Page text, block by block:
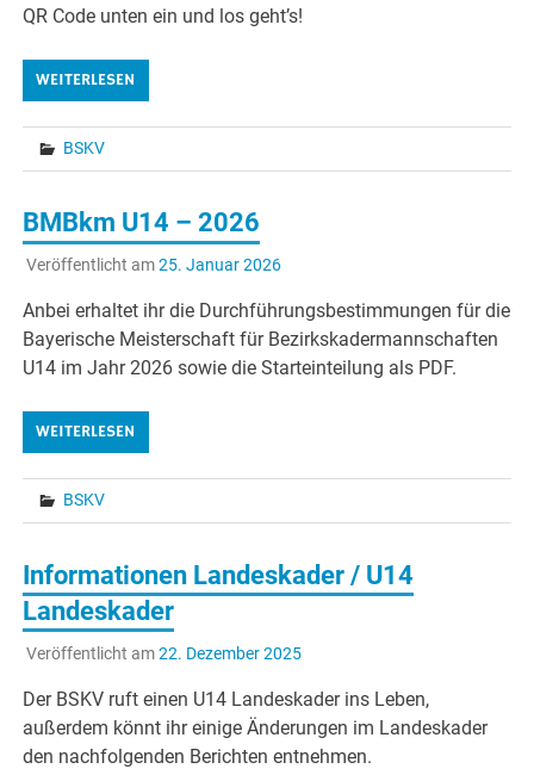
QR Code unten ein und los geht’s!
WEITERLESEN
BSKV
BMBkm U14 – 2026
Veröffentlicht am25. Januar 2026
Anbei erhaltet ihr die Durchführungsbestimmungen für die
Bayerische Meisterschaft für Bezirkskadermannschaften
U14 im Jahr 2026 sowie die Starteinteilung als PDF.
WEITERLESEN
BSKV
Informationen Landeskader / U14
Landeskader
Veröffentlicht am22. Dezember 2025
Der BSKV ruft einen U14 Landeskader ins Leben,
außerdem könnt ihr einige Änderungen im Landeskader
den nachfolgenden Berichten entnehmen.